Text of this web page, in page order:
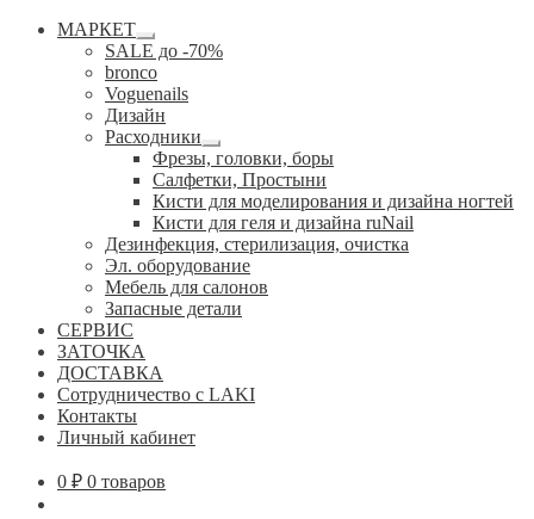
МАРКЕТ
Развернутое
вложенное
меню
SALE до -70%
bronco
Voguenails
Дизайн
Расходники
Развернутое
вложенное
меню
Фрезы, головки, боры
Салфетки, Простыни
Кисти для моделирования и дизайна ногтей
Кисти для геля и дизайна ruNail
Дезинфекция, стерилизация, очистка
Эл. оборудование
Мебель для салонов
Запасные детали
СЕРВИС
ЗАТОЧКА
ДОСТАВКА
Сотрудничество с LAKI
Контакты
Личный кабинет
0 ₽ 0 товаров